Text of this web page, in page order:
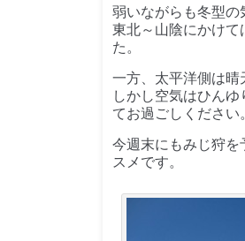
弱いながらも冬型の
東北～山陰にかけて
た。
一方、太平洋側は晴
しかし空気はひん
てお過ごしください
今週末にもみじ狩を
スメです。